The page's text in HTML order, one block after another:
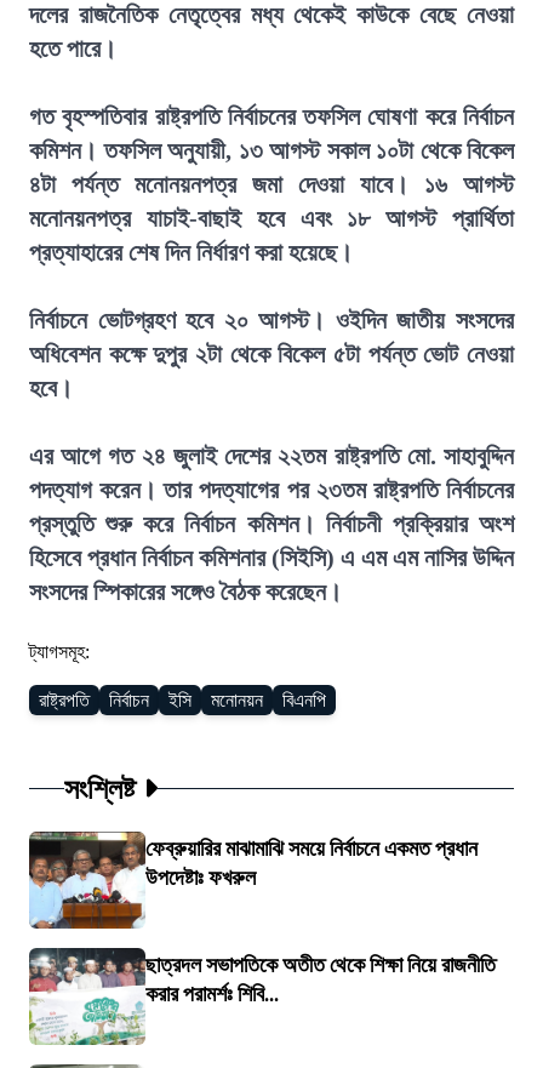
দলের রাজনৈতিক নেতৃত্বের মধ্য থেকেই কাউকে বেছে নেওয়া
হতে পারে।
গত বৃহস্পতিবার রাষ্ট্রপতি নির্বাচনের তফসিল ঘোষণা করে নির্বাচন
কমিশন। তফসিল অনুযায়ী, ১৩ আগস্ট সকাল ১০টা থেকে বিকেল
৪টা পর্যন্ত মনোনয়নপত্র জমা দেওয়া যাবে। ১৬ আগস্ট
মনোনয়নপত্র যাচাই-বাছাই হবে এবং ১৮ আগস্ট প্রার্থিতা
প্রত্যাহারের শেষ দিন নির্ধারণ করা হয়েছে।
নির্বাচনে ভোটগ্রহণ হবে ২০ আগস্ট। ওইদিন জাতীয় সংসদের
অধিবেশন কক্ষে দুপুর ২টা থেকে বিকেল ৫টা পর্যন্ত ভোট নেওয়া
হবে।
এর আগে গত ২৪ জুলাই দেশের ২২তম রাষ্ট্রপতি মো. সাহাবুদ্দিন
পদত্যাগ করেন। তার পদত্যাগের পর ২৩তম রাষ্ট্রপতি নির্বাচনের
প্রস্তুতি শুরু করে নির্বাচন কমিশন। নির্বাচনী প্রক্রিয়ার অংশ
হিসেবে প্রধান নির্বাচন কমিশনার (সিইসি) এ এম এম নাসির উদ্দিন
সংসদের স্পিকারের সঙ্গেও বৈঠক করেছেন।
ট্যাগসমূহ:
রাষ্ট্রপতি নির্বাচন ইসি মনোনয়ন বিএনপি
সংশ্লিষ্ট
ফেব্রুয়ারির মাঝামাঝি সময়ে নির্বাচনে একমত প্রধান
উপদেষ্টাঃ ফখরুল
ছাত্রদল সভাপতিকে অতীত থেকে শিক্ষা নিয়ে রাজনীতি
করার পরামর্শঃ শিবি...